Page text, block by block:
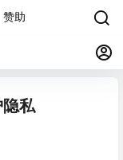
赞助
私